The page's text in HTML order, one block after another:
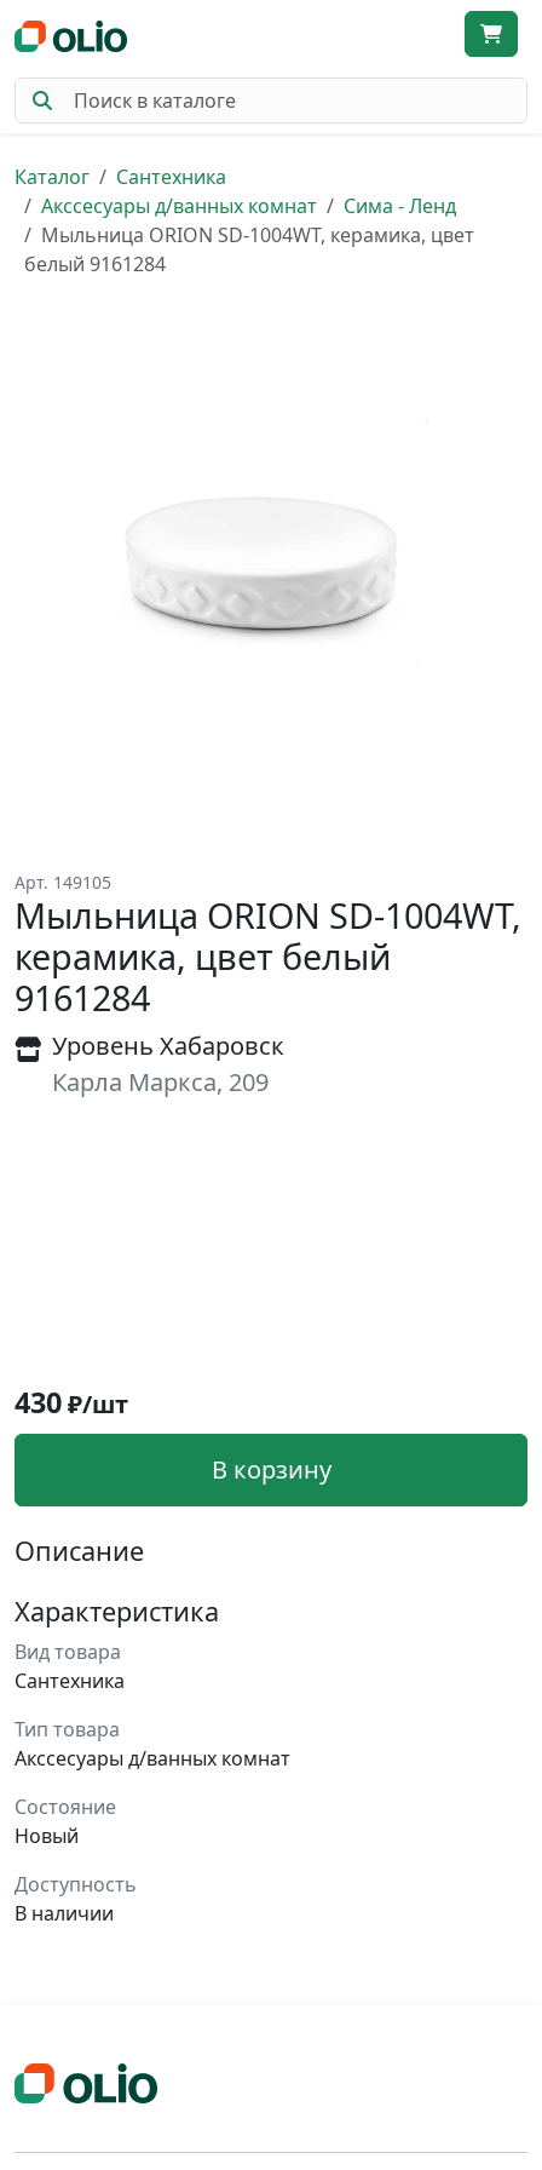
Каталог
Сантехника
Акссесуары д/ванных комнат
Сима - Ленд
Мыльница ORION SD-1004WT, керамика, цвет
белый 9161284
Арт. 149105
Мыльница ORION SD-1004WT,
керамика, цвет белый
9161284
Уровень Хабаровск
Карла Маркса, 209
430₽/шт
В корзину
Описание
Характеристика
Вид товара
Сантехника
Тип товара
Акссесуары д/ванных комнат
Состояние
Новый
Доступность
В наличии